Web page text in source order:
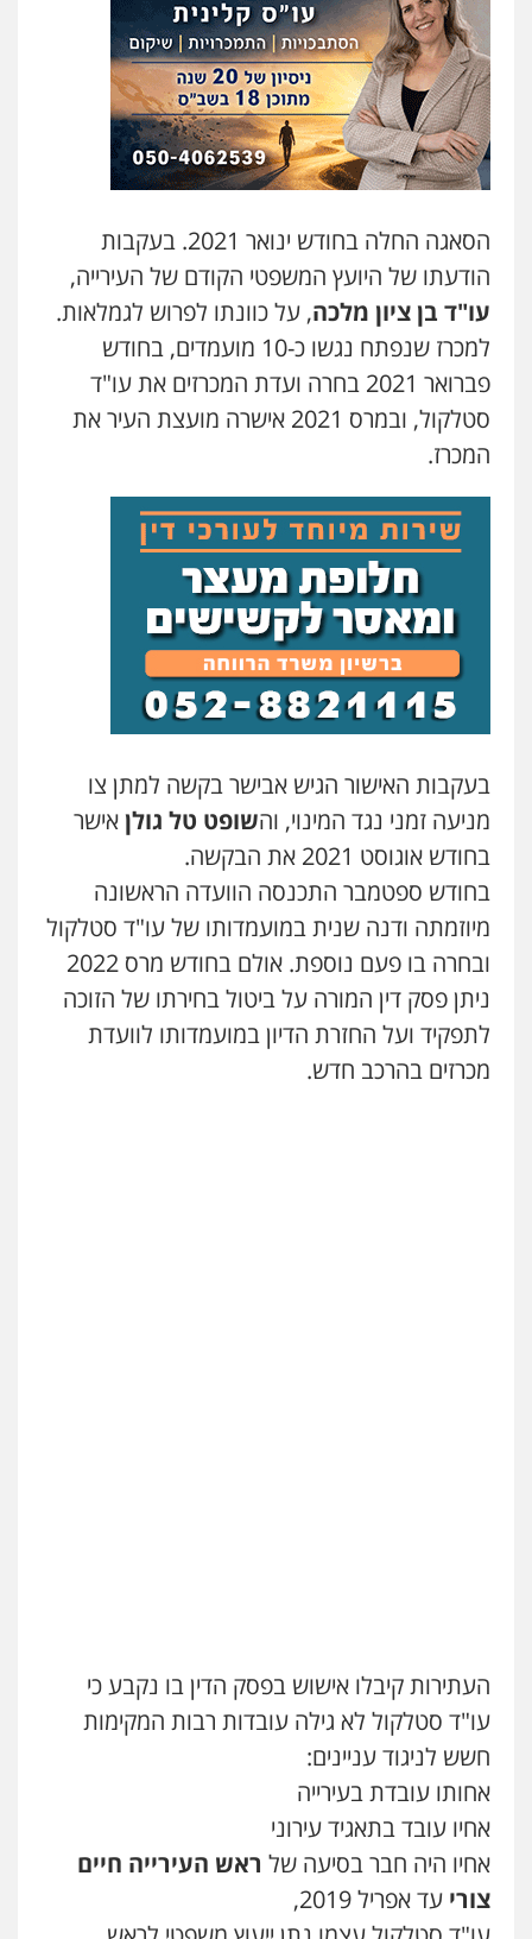
הסאגה החלה בחודש ינואר 2021. בעקבות
הודעתו של היועץ המשפטי הקודם של העירייה,
עו"ד בן ציון מלכה, על כוונתו לפרוש לגמלאות.
למכרז שנפתח נגשו כ-10 מועמדים, בחודש
פברואר 2021 בחרה ועדת המכרזים את עו"ד
סטלקול, ובמרס 2021 אישרה מועצת העיר את
המכרז.
בעקבות האישור הגיש אבישר בקשה למתן צו
מניעה זמני נגד המינוי, והשופט טל גולןאישר
בחודש אוגוסט 2021 את הבקשה.
בחודש ספטמבר התכנסה הוועדה הראשונה
מיוזמתה ודנה שנית במועמדותו של עו"ד סטלקול
ובחרה בו פעם נוספת. אולם בחודש מרס 2022
ניתן פסק דין המורה על ביטול בחירתו של הזוכה
לתפקיד ועל החזרת הדיון במועמדותו לוועדת
מכרזים בהרכב חדש.
העתירות קיבלו אישוש בפסק הדין בו נקבע כי
עו"ד סטלקול לא גילה עובדות רבות המקימות
חשש לניגוד עניינים:
אחותו עובדת בעירייה
אחיו עובד בתאגיד עירוני
אחיו היה חבר בסיעה של ראש העירייה חיים
צורי עד אפריל 2019,